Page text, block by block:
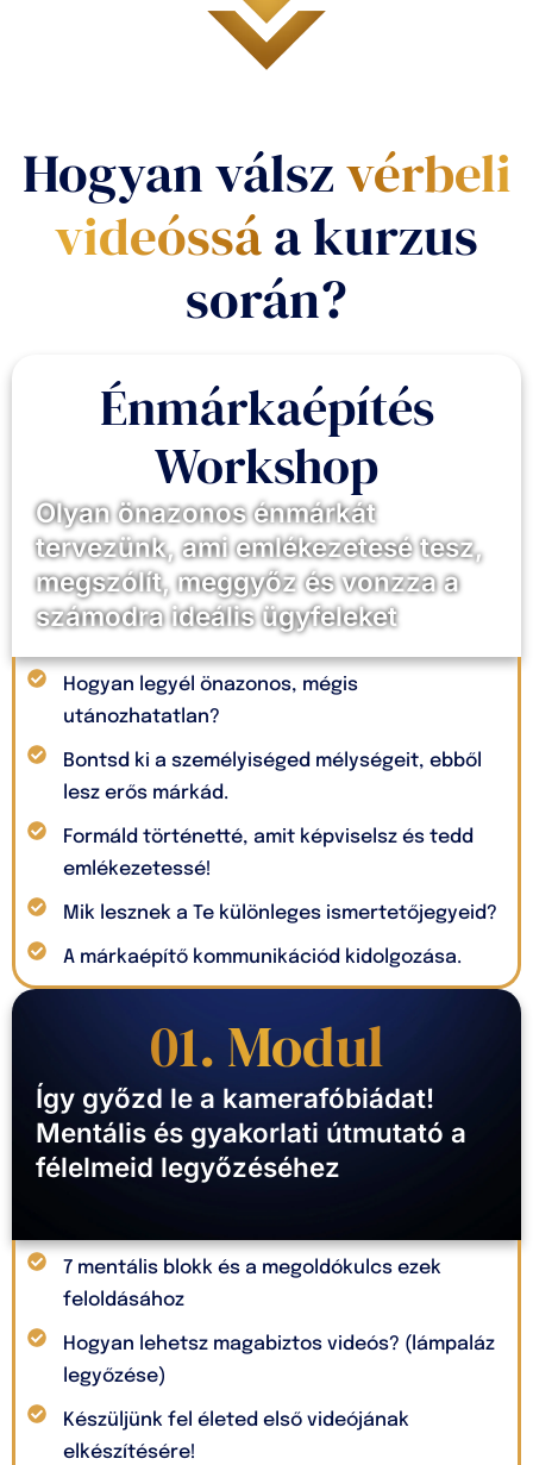
Hogyan válszvérbeli
videóssáa kurzus
során?
Énmárkaépítés
Workshop
Olyan önazonos énmárkát
tervezünk, ami emlékezetesé tesz,
megszólít, meggyőz és vonzza a
számodra ideális ügyfeleket
Hogyan legyél önazonos, mégis
utánozhatatlan?
Bontsd ki a személyiséged mélységeit, ebből
lesz erős márkád.
Formáld történetté, amit képviselsz és tedd
emlékezetessé!
Mik lesznek a Te különleges ismertetőjegyeid?
A márkaépítő kommunikációd kidolgozása.
01. Modul
Így győzd le a kamerafóbiádat!
Mentális és gyakorlati útmutató a
félelmeid legyőzéséhez
7 mentális blokk és a megoldókulcs ezek
feloldásához
Hogyan lehetsz magabiztos videós? (lámpaláz
legyőzése)
Készüljünk fel életed első videójának
elkészítésére!